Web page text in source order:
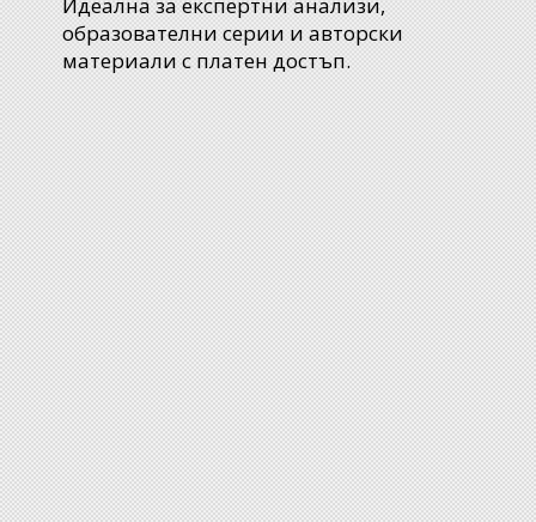
образователни серии и авторски
материали с платен достъп.